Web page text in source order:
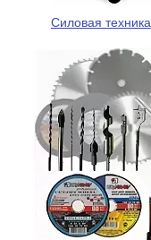
Силовая техника